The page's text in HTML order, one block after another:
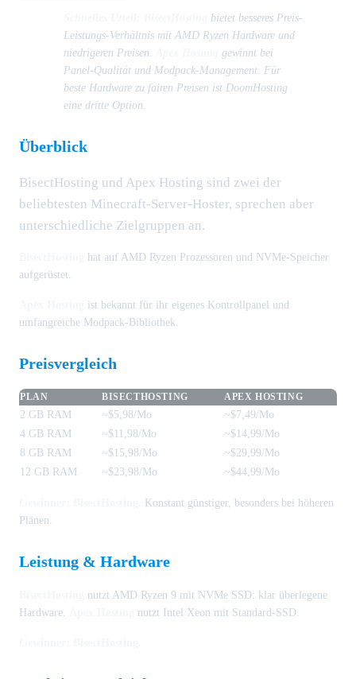
bietet besseres Preis-
Leistungs-Verhältnis mit AMD Ryzen Hardware und
niedrigeren Preisen.
gewinnt bei
Panel-Qualität und Modpack-Management. Für
beste Hardware zu fairen Preisen ist DoomHosting
eine dritte Option.
Überblick
BisectHosting und Apex Hosting sind zwei der
beliebtesten Minecraft-Server-Hoster, sprechen aber
unterschiedliche Zielgruppen an.
hat auf AMD Ryzen Prozessoren und NVMe-Speicher
aufgerüstet.
ist bekannt für ihr eigenes Kontrollpanel und
umfangreiche Modpack-Bibliothek.
Preisvergleich
PLAN BISECTHOSTING APEX HOSTING
2 GB RAM ~$5,98/Mo
~$7,49/Mo
4 GB RAM
~$11,98/Mo
~$14,99/Mo
8 GB RAM
~$15,98/Mo
~$29,99/Mo
12 GB RAM
~$23,98/Mo ~$44,99/Mo
Konstant günstiger, besonders bei höheren
Plänen.
Leistung & Hardware
nutzt AMD Ryzen 9 mit NVMe SSD: klar überlegene
Hardware.
nutzt Intel Xeon mit Standard-SSD.